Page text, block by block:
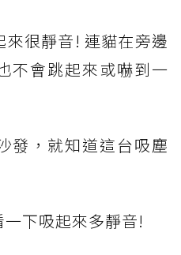
很靜音! 連貓在旁邊
不會跳起來或嚇到一
發，就知道這台吸塵
下吸起來多靜音!